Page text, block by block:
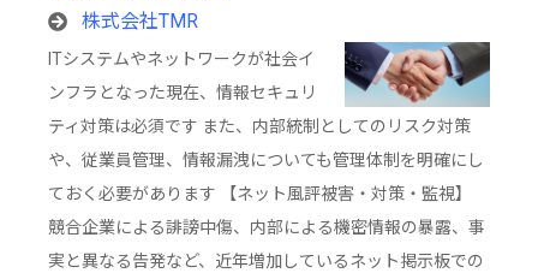
株式会社TMR
ITシステムやネットワークが社会イ
ンフラとなった現在、情報セキュリ
ティ対策は必須です また、内部統制としてのリスク対策
や、従業員管理、情報漏洩についても管理体制を明確にし
ておく必要があります 【ネット風評被害・対策・監視】
競合企業による誹謗中傷、内部による機密情報の暴露、事
実と異なる告発など、近年増加しているネット掲示板での